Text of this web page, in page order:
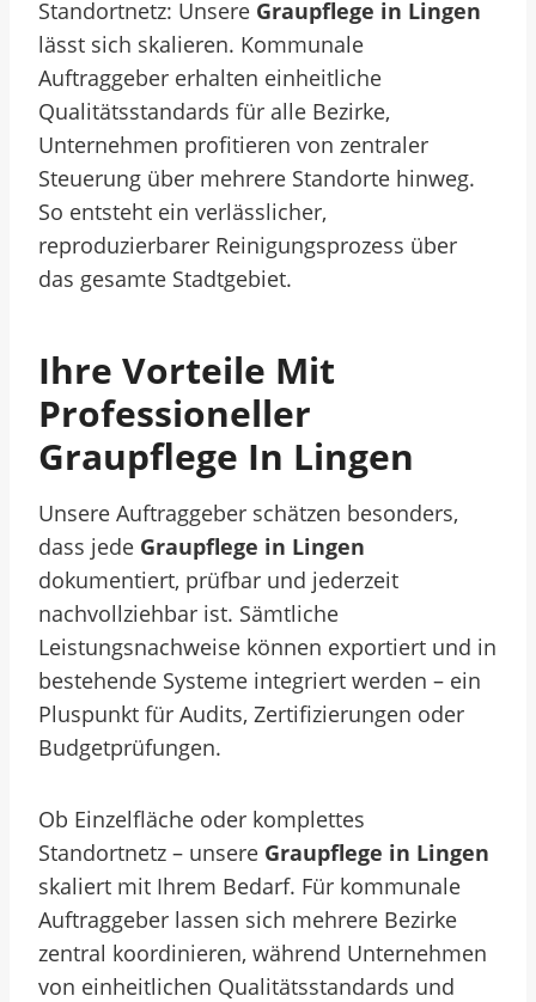
Standortnetz: Unsere Graupflege in Lingen
lässt sich skalieren. Kommunale
Auftraggeber erhalten einheitliche
Qualitätsstandards für alle Bezirke,
Unternehmen profitieren von zentraler
Steuerung über mehrere Standorte hinweg.
So entsteht ein verlässlicher,
reproduzierbarer Reinigungsprozess über
das gesamte Stadtgebiet.
Ihre Vorteile Mit
Professioneller
Graupflege In Lingen
Unsere Auftraggeber schätzen besonders,
dass jede Graupflege in Lingen
dokumentiert, prüfbar und jederzeit
nachvollziehbar ist. Sämtliche
Leistungsnachweise können exportiert und in
bestehende Systeme integriert werden – ein
Pluspunkt für Audits, Zertifizierungen oder
Budgetprüfungen.
Ob Einzelfläche oder komplettes
Standortnetz – unsere Graupflege in Lingen
skaliert mit Ihrem Bedarf. Für kommunale
Auftraggeber lassen sich mehrere Bezirke
zentral koordinieren, während Unternehmen
von einheitlichen Qualitätsstandards und